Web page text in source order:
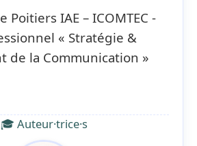
Poitiers IAE – ICOMTEC -
« Stratégie &
de la Communication »
🎓 Auteur·trice·s